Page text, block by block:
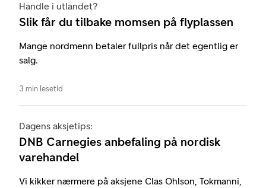
Handle i utlandet?
Slik får du tilbake momsen på flyplassen
Mange nordmenn betaler fullpris når det egentlig er
salg.
3 min lesetid
Dagens aksjetips:
DNB Carnegies anbefaling på nordisk
varehandel
Vi kikker nærmere på aksjene Clas Ohlson, Tokmanni,